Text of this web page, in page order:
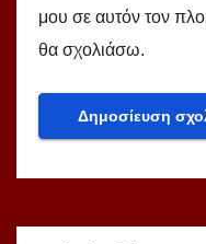
μου σε αυτόν τον
θα σχολιάσω.